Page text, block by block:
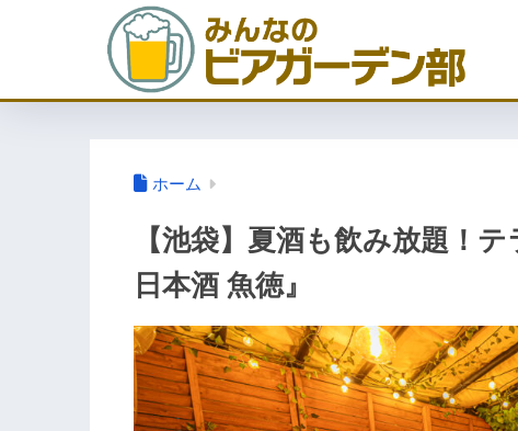
ホーム
【池袋】夏酒も飲み放題！
日本酒 魚徳』